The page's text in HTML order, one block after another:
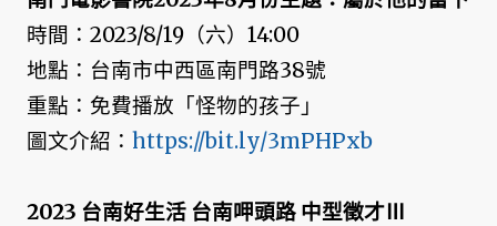
時間：2023/8/19（六）14:00
地點：台南市中西區南門路38號
重點：免費播放「怪物的孩子」
圖文介紹： https://bit.ly/3mPHPxb
2023 台南好生活 台南呷頭路 中型徵才Ⅲ